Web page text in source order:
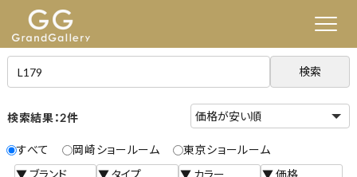
検索
検索結果：2件
すべて 岡崎ショールーム 東京ショールーム